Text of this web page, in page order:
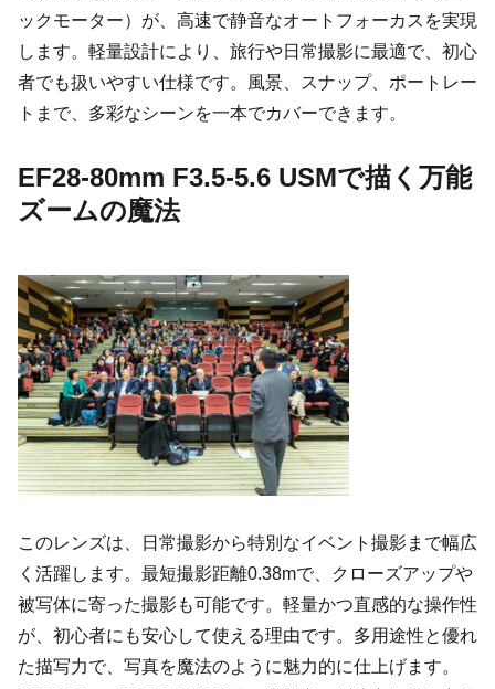
ックモーター）が、高速で静音なオートフォーカスを実現
します。軽量設計により、旅行や日常撮影に最適で、初心
者でも扱いやすい仕様です。風景、スナップ、ポートレー
トまで、多彩なシーンを一本でカバーできます。
EF28-80mm F3.5-5.6 USMで描く万能
ズームの魔法
このレンズは、日常撮影から特別なイベント撮影まで幅広
く活躍します。最短撮影距離0.38mで、クローズアップや
被写体に寄った撮影も可能です。軽量かつ直感的な操作性
が、初心者にも安心して使える理由です。多用途性と優れ
た描写力で、写真を魔法のように魅力的に仕上げます。